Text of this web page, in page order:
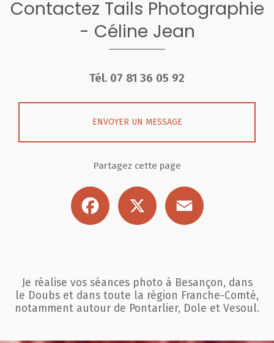
Contactez Tails Photographie
- Céline Jean
Tél. 07 81 36 05 92
ENVOYER UN MESSAGE
Partagez cette page
Facebook
Je réalise vos séances photo à Besançon, dans
le Doubs et dans toute la région Franche-Comté,
notamment autour de Pontarlier, Dole et Vesoul.